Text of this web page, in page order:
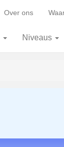
Over ons
Niveaus